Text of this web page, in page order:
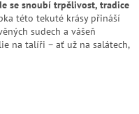
se snoubí trpělivost, tradice
této tekuté krásy přináší
sudech a vášeň
na talíři – ať už na salátech,